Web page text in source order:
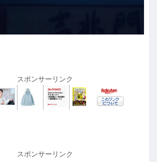
スポンサーリンク
スポンサーリンク